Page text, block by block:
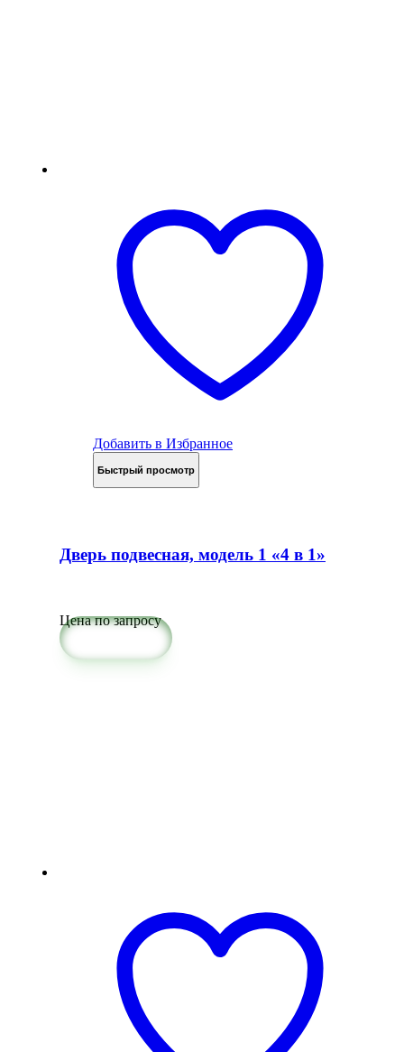
Добавить в Избранное
Быстрый просмотр
Дверь подвесная, модель 1 «4 в 1»
Цена по запросу